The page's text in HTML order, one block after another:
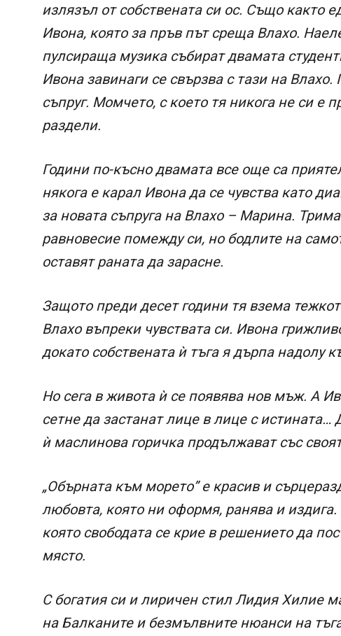
излязъл от собствената си ос. Също както
Ивона, която за пръв път среща Влахо.
пулсираща музика събират двамата
Ивона завинаги се свързва с тази на
съпруг. Момчето, с което тя никога не си е
раздели.
Години по-късно двамата все още са
някога е карал Ивона да се чувства като
за новата съпруга на Влахо – Марина.
равновесие помежду си, но бодлите на
оставят раната да зарасне.
Защото преди десет години тя взема
Влахо въпреки чувствата си. Ивона
докато собствената ѝ тъга я дърпа надолу
Но сега в живота ѝ се появява нов мъж. А
сетне да застанат лице в лице с
ѝ маслинова горичка продължават със
„Обърната към морето” е красив и
любовта, която ни оформя, ранява и издига.
която свободата се крие в решението да
място.
С богатия си и лиричен стил Лидия Хилие
на Балканите и безмълвните нюанси на